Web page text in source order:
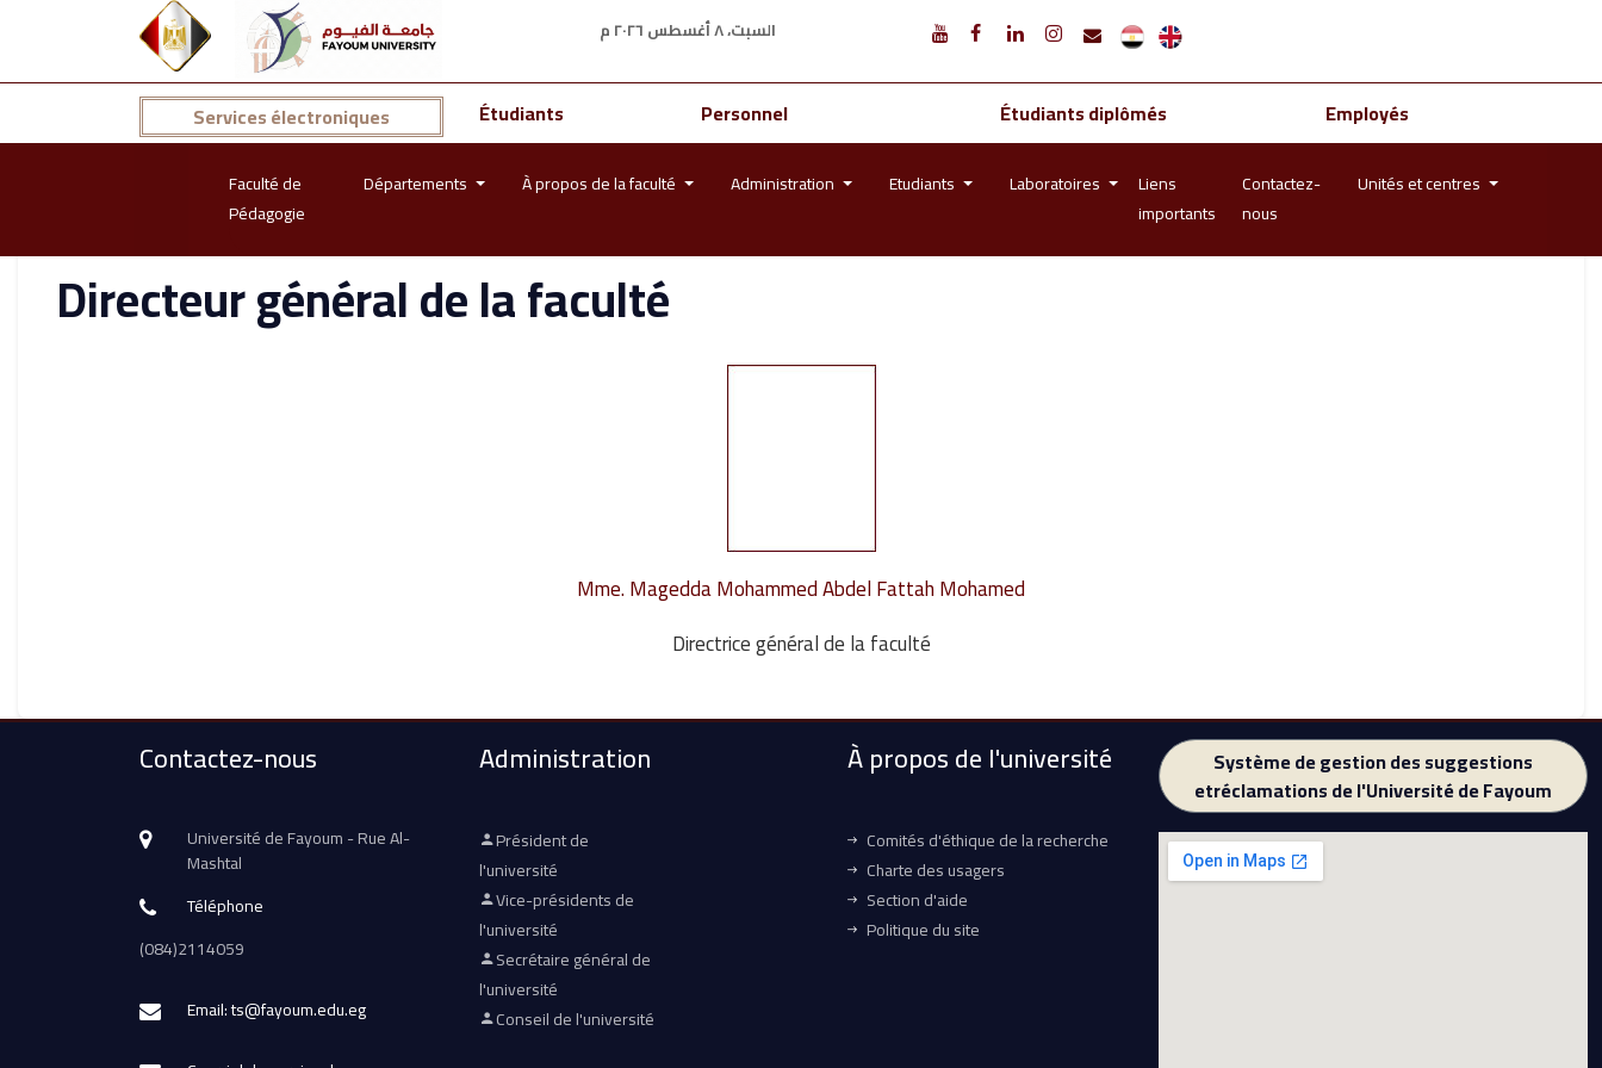
السبت، ٨ أغسطس ٢٠٢٦ م
Services électroniques Étudiants Personnel Étudiants diplômés Employés
Faculté de
Pédagogie
Départements À propos de la faculté Administration Etudiants Laboratoires
Liens
importants
Contactez-
nous
Unités et centres
Directeur général de la faculté
Mme. Magedda Mohammed Abdel Fattah Mohamed
Directrice général de la faculté
Contactez-nous
Université de Fayoum - Rue Al-
Mashtal
Téléphone
(084)2114059
Email: ts@fayoum.edu.eg
Administration
Président de
l'université
Vice-présidents de
l'université
Secrétaire général de
l'université
Conseil de l'université
À propos de l'université
Comités d'éthique de la recherche
Charte des usagers
Section d'aide
Politique du site
Système de gestion des suggestions
etréclamations de l'Université de Fayoum